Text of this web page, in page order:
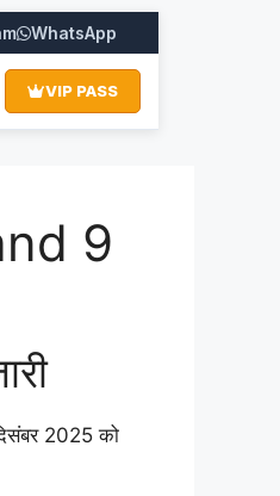
Recruitment 2026: Apply Online
WhatsApp
VIP PASS
9
2025 को